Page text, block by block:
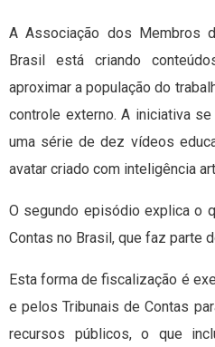
A Associação dos Membros
Brasil está criando
aproximar a população do
controle externo. A iniciativa
uma série de dez vídeos
avatar criado com inteligência
O segundo episódio explica o
Contas no Brasil, que faz parte
Esta forma de fiscalização é
e pelos Tribunais de Contas
recursos públicos, o que